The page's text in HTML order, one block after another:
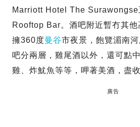
Marriott Hotel The Surawongse
Rooftop Bar。酒吧附近暫冇其他
擁360度曼谷市夜景，飽覽湄南
吧分兩層，雞尾酒以外，還可點
雞、炸魷魚等等，呷著美酒，盡
廣告